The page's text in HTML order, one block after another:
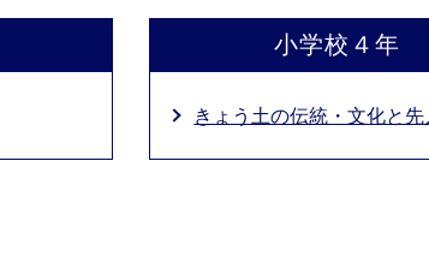
小学校４年
きょう土の伝統・文化と先